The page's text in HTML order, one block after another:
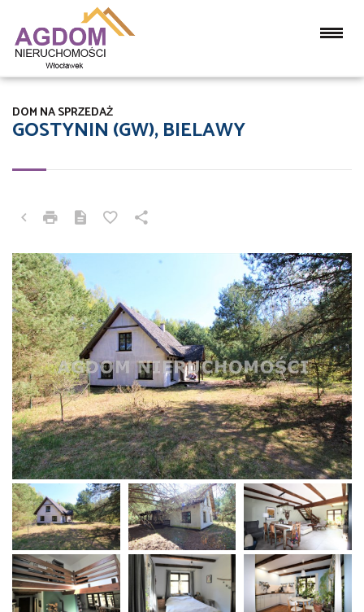
GOSTYNIN (GW), BIELAWY
DOM NA SPRZEDAŻ